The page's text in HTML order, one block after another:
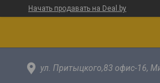
Начать продавать на Deal.by
ул. Притыцкого,83 офис-16,